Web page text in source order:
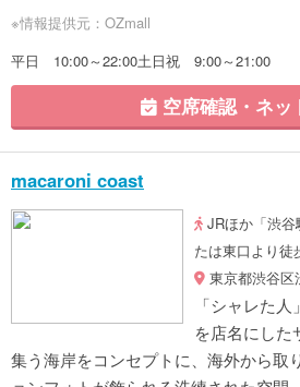
※情報提供元：OZmall
平日 10:00～22:00土日祝 9:00～21:00
空席確認・ネッ
macaroni coast
JRほか「渋谷
たは東口より徒
東京都渋谷区
「シャレた
を店名にした
集う海岸をコンセプトに、海外から取